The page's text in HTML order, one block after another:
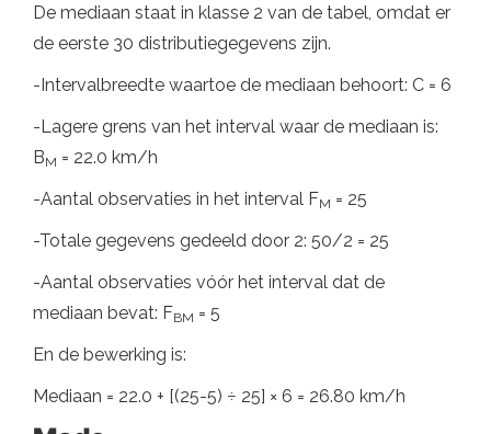
De mediaan staat in klasse 2 van de tabel, omdat er
de eerste 30 distributiegegevens zijn.
-Intervalbreedte waartoe de mediaan behoort: C = 6
-Lagere grens van het interval waar de mediaan is:
BM = 22.0 km/h
-Aantal observaties in het interval FM = 25
-Totale gegevens gedeeld door 2: 50/2 = 25
-Aantal observaties vóór het interval dat de
mediaan bevat: FBM = 5
En de bewerking is:
Mediaan = 22.0 + [(25-5) ÷ 25] × 6 = 26.80 km/h